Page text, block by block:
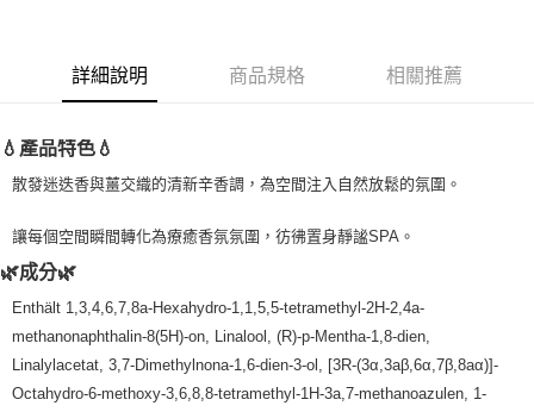
Google Pay
每筆NT$80，滿NT$999(含以上)免運費
全家純取貨 (先付款
每筆NT$80，滿NT$999(含以上)免運費
7-11取貨付款
每筆NT$80，滿NT$999(含以上)免運費
詳細說明 商品規格 相關推薦
💧產品特色💧
散發迷迭香與薑交織的清新辛香調，為空間注入自然放鬆的氛圍。
讓每個空間瞬間轉化為療癒香氛氛圍，彷彿置身靜謐SPA。
🌿成分🌿
Enthält 1,3,4,6,7,8a-Hexahydro-1,1,5,5-tetramethyl-2H-2,4a-
methanonaphthalin-8(5H)-on, Linalool, (R)-p-Mentha-1,8-dien,
Linalylacetat, 3,7-Dimethylnona-1,6-dien-3-ol, [3R-(3α,3aβ,6α,7β,8aα)]-
Octahydro-6-methoxy-3,6,8,8-tetramethyl-1H-3a,7-methanoazulen, 1-